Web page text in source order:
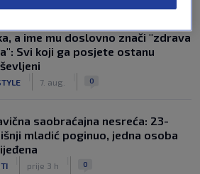
a ime mu doslovno znači "zdrava
Svi koji ga posjete ostanu
7. aug. 0
saobraćajna nesreća: 23-
mladić poginuo, jedna osoba
prije 3 h 0